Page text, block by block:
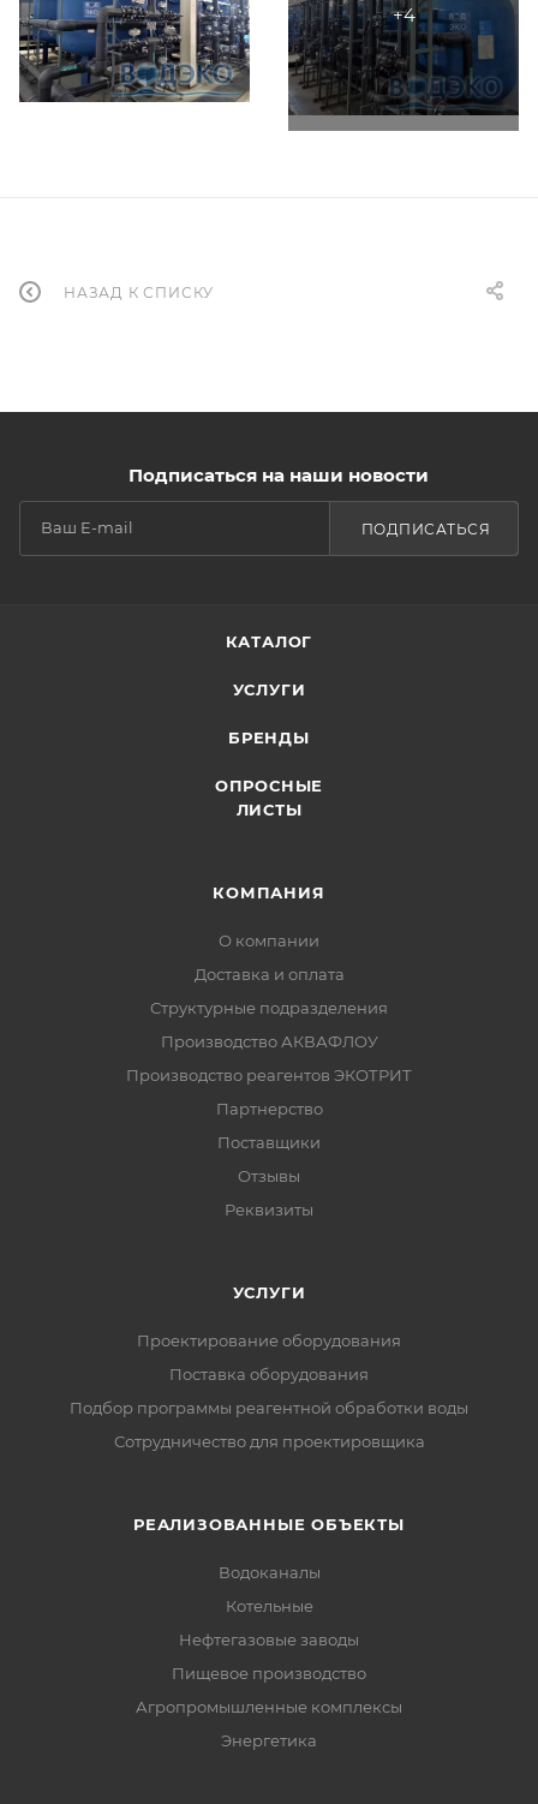
НАЗАД К СПИСКУ
Подписаться на наши новости
ПОДПИСАТЬСЯ
КАТАЛОГ
УСЛУГИ
БРЕНДЫ
ОПРОСНЫЕ
ЛИСТЫ
КОМПАНИЯ
О компании
Доставка и оплата
Структурные подразделения
Производство АКВАФЛОУ
Производство реагентов ЭКОТРИТ
Партнерство
Поставщики
Отзывы
Реквизиты
УСЛУГИ
Проектирование оборудования
Поставка оборудования
Подбор программы реагентной обработки воды
Сотрудничество для проектировщика
РЕАЛИЗОВАННЫЕ ОБЪЕКТЫ
Водоканалы
Котельные
Нефтегазовые заводы
Пищевое производство
Агропромышленные комплексы
Энергетика